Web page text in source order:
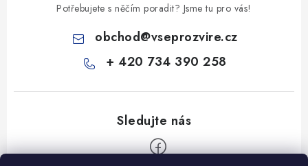
Potřebujete s něčím poradit? Jsme tu pro vás!
obchod@vseprozvire.cz
+ 420 734 390 258